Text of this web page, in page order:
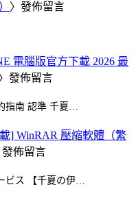
〉發佈留言
電腦版官方下載 2026 最
發佈留言
指南 認準 千夏…
] WinRAR 壓縮軟體（繁
發佈留言
ビス 【千夏の伊…